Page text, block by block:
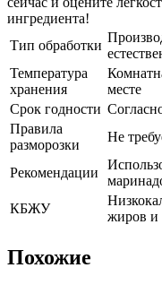
ингредиента!
Тип обработки
Температура
хранения
месте
Срок годности
Правила
разморозки
Не
Рекомендации
КБЖУ
жиров и
Похожие